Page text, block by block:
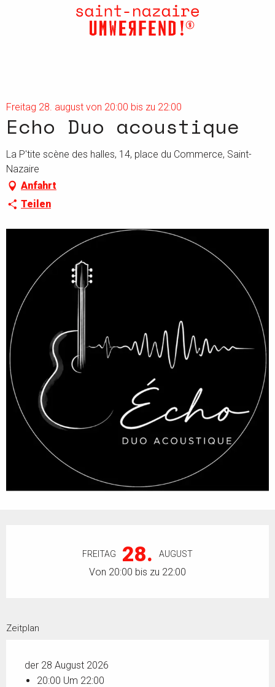
Freitag 28. august von 20:00 bis zu 22:00
Echo Duo acoustique
La P'tite scène des halles, 14, place du Commerce, Saint-
Nazaire
Anfahrt
Teilen
FREITAG 28. AUGUST
Von 20:00 bis zu 22:00
Zeitplan
der 28 August 2026
20:00 Um 22:00